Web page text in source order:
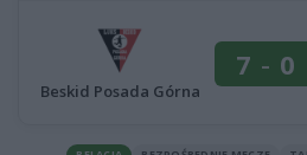
Beskid Posada Górna
7 - 0